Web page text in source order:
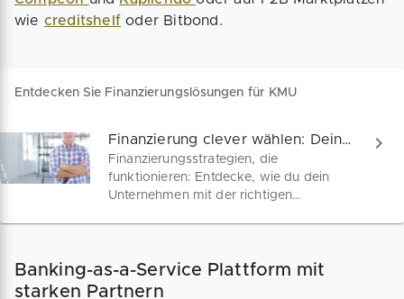
wie creditshelf oder Bitbond.
Entdecken Sie Finanzierungslösungen für KMU
Finanzierung clever wählen: Dein Guide
Finanzierungsstrategien, die
funktionieren: Entdecke, wie du dein
Unternehmen mit der richtigen
Insights, die du brauchst, um finanziell
durchzustarten!
Banking-as-a-Service Plattform mit
starken Partnern